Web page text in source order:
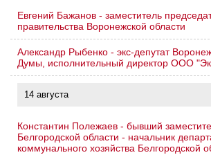
Евгений Бажанов - заместитель
правительства Воронежской области
Александр Рыбенко - экс-депутат
Думы, исполнительный директор ООО
14 августа
Константин Полежаев - бывший
Белгородской области - начальник
коммунального хозяйства Белгородской